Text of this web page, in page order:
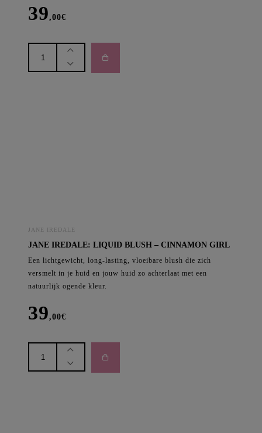
39,00€
Iredale:
Liquid
JANE IREDALE
JANE IREDALE: LIQUID BLUSH – CINNAMON GIRL
Een lichtgewicht, long-lasting, vloeibare blush die zich
versmelt in je huid en jouw huid zo achterlaat met een
natuurlijk ogende kleur.
39,00€
Iredale:
Liquid